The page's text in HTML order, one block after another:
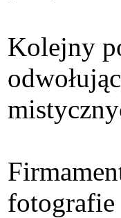
Kolejny
fotografie